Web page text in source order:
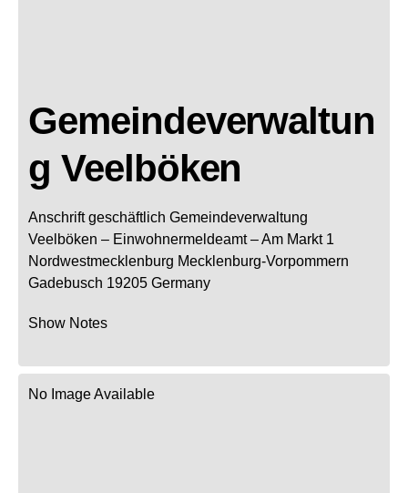
Gemeindeverwaltun
g Veelböken
Anschrift geschäftlich Gemeindeverwaltung
Veelböken – Einwohnermeldeamt –Am Markt 1
Nordwestmecklenburg Mecklenburg-Vorpommern
Gadebusch 19205 Germany
Show Notes
No Image Available